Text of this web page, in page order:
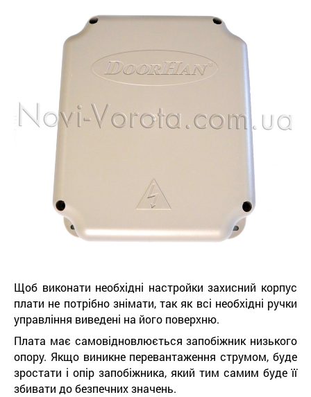
Щоб виконати необхідні настройки захисний корпус
плати не потрібно знімати, так як всі необхідні ручки
управління виведені на його поверхню.
Плата має самовідновлюється запобіжник низького
опору. Якщо виникне перевантаження струмом, буде
зростати і опір запобіжника, який тим самим буде її
збивати до безпечних значень.